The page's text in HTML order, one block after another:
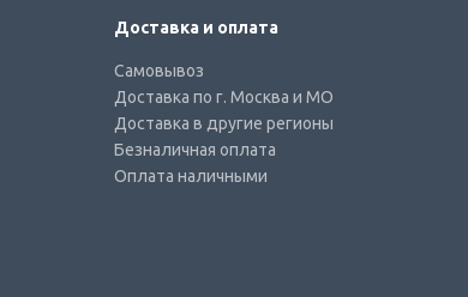
Доставка и оплата
Самовывоз
Доставка по г. Москва и МО
Доставка в другие регионы
Безналичная оплата
Оплата наличными